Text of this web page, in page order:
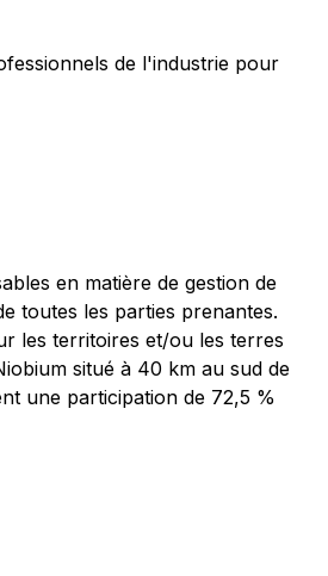
de l'industrie pour
en matière de gestion de
toutes les parties prenantes.
les territoires et/ou les terres
situé à 40 km au sud de
une participation de 72,5 %